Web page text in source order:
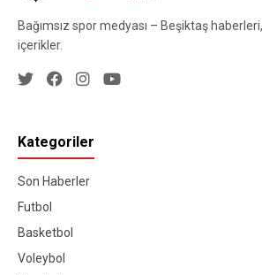
Bağımsız spor medyası – Beşiktaş
içerikler.
Kategoriler
Son Haberler
Futbol
Basketbol
Voleybol